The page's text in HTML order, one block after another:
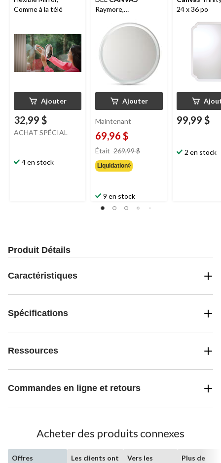
Comme à la télé
Ajouter
32,99 $
ACHAT SPÉCIAL
4 en stock
Raymore,
Ajouter
Maintenant
69,96 $
Était 269,99 $
Liquidation◊
9 en stock
24 x 36 po
99,99 $
2 en stock
Produit Détails
Caractéristiques
Spécifications
Ressources
Commandes en ligne et retours
Acheter des produits connexes
Offres
Les clients ont
Vers les
Plus de